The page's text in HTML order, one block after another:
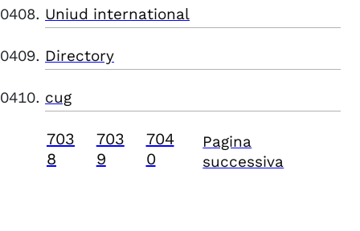
Uniud international
Directory
cug
703
8
703
9
704
0
Pagina
successiva